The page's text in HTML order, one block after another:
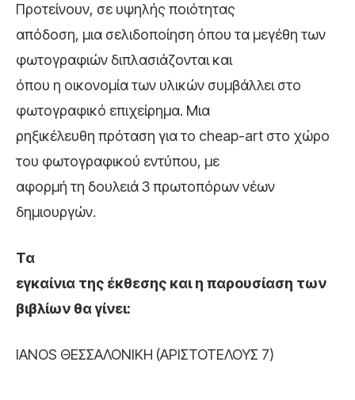
Προτείνουν, σε υψηλής ποιότητας
απόδοση, μια σελιδοποίηση όπου τα μεγέθη των
φωτογραφιών διπλασιάζονται και
όπου η οικονομία των υλικών συμβάλλει στο
φωτογραφικό επιχείρημα. Μια
ρηξικέλευθη πρόταση για το cheap-art στο χώρο
του φωτογραφικού εντύπου, με
αφορμή τη δουλειά 3 πρωτοπόρων νέων
δημιουργών.
Τα
εγκαίνια της έκθεσης και η παρουσίαση των
βιβλίων θα γίνει:
IANOS ΘΕΣΣΑΛΟΝΙΚΗ (ΑΡΙΣΤΟΤΕΛΟΥΣ 7)